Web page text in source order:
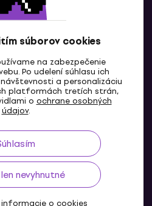
súborov cookies
na zabezpečenie
Po udelení súhlasu ich
a personalizáciu
platformách tretích strán,
o ochrane osobných
údajov.
nevyhnutné
o cookies
SK